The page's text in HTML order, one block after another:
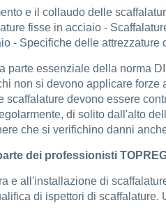
e il collaudo delle
fisse in acciaio -
- Specifiche delle
parte essenziale della norma
non si devono applicare
scaffalature devono essere
di solito dall'alto
che si verifichino danni
dei professionisti
e all'installazione di
di ispettori di scaffalature.